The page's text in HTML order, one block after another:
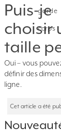
garde
corps
Puis-je
choisir
taille
Oui – vous
définir des
ligne.
Cet article a été